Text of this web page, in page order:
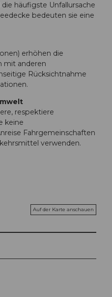
häufigste Unfallursache
bedeuten sie eine
erhöhen die
mit anderen
Rücksichtnahme
respektiere
keine
Fahrgemeinschaften
verwenden.
Auf der Karte anschauen